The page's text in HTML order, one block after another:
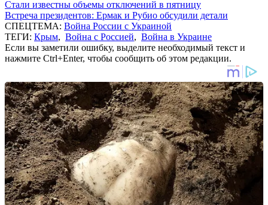
Стали известны объемы отключений в пятницу
Встреча президентов: Ермак и Рубио обсудили детали
СПЕЦТЕМА: Война России с Украиной
ТЕГИ: Крым, Война с Россией, Война в Украине
Если вы заметили ошибку, выделите необходимый текст и
нажмите Ctrl+Enter, чтобы сообщить об этом редакции.